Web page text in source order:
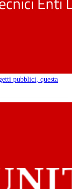
pubblici, questa